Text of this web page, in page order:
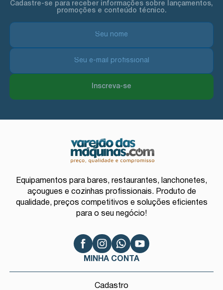
Cadastre-se para receber informações sobre lançamentos,
promoções e conteúdo técnico.
Inscreva-se
Equipamentos para bares, restaurantes, lanchonetes,
açougues e cozinhas profissionais. Produto de
qualidade, preços competitivos e soluções eficientes
para o seu negócio!
MINHA CONTA
Cadastro